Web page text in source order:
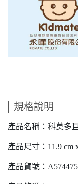
規格說明
產品名稱：科莫多
產品尺寸：11.9 cm
產品貨號：A574475